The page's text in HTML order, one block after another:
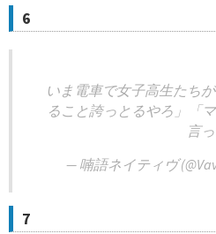
6
いま電車で女子高生たち
ること誇っとるやろ」「
言
— 喃語ネイティヴ
7